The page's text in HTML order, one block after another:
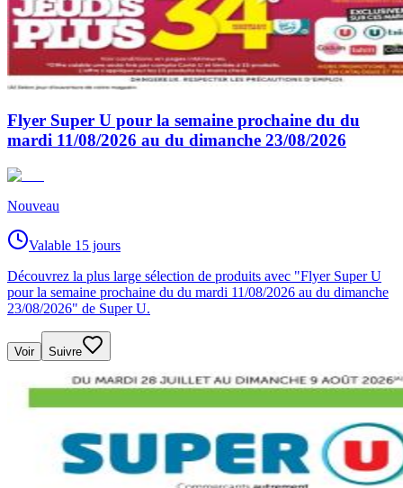
Flyer Super U pour la semaine prochaine du du
mardi 11/08/2026 au du dimanche 23/08/2026
Nouveau
Valable 15 jours
Découvrez la plus large sélection de produits avec "Flyer Super U
pour la semaine prochaine du du mardi 11/08/2026 au du dimanche
23/08/2026" de Super U.
Voir Suivre